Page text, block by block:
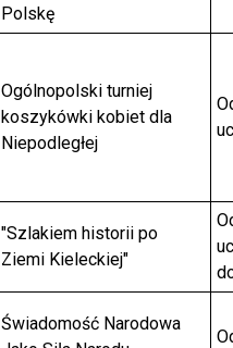
Polskę
Ogólnopolski turniej
koszykówki kobiet dla
Niepodległej
"Szlakiem historii po
Ziemi Kieleckiej"
Świadomość Narodowa